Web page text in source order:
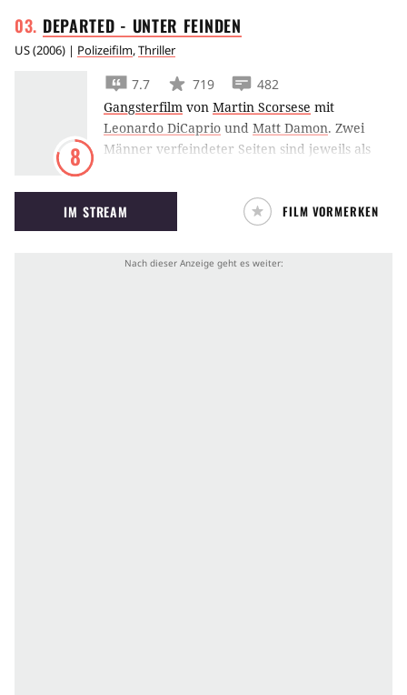
DEPARTED - UNTER FEINDEN
US(2006) | Polizeifilm,Thriller
8
7.7 719
482
Gangsterfilm von Martin Scorsese mit
Leonardo DiCaprio und Matt Damon. Zwei
Männer verfeindeter Seiten sind jeweils als
eingeschleust und laufen Gefahr jederzeit
entdeckt zu werden.
IM STREAM FILM VORMERKEN